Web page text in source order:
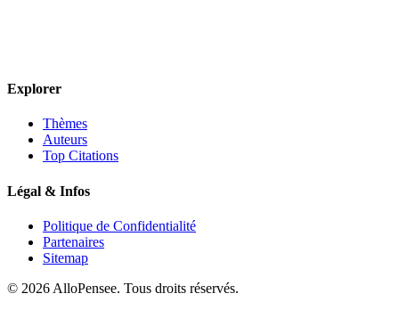
Explorer
Thèmes
Auteurs
Top Citations
Légal & Infos
Politique de Confidentialité
Partenaires
Sitemap
© 2026 AlloPensee. Tous droits réservés.